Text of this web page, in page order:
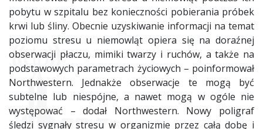
pobytu w szpitalu bez konieczności pobierania próbek
krwi lub śliny. Obecnie uzyskiwanie informacji na temat
poziomu stresu u niemowląt opiera się na doraźnej
obserwacji płaczu, mimiki twarzy i ruchów, a także na
podstawowych parametrach życiowych – poinformował
Northwestern. Jednakże obserwacje te mogą być
subtelne lub niespójne, a nawet mogą w ogóle nie
występować – dodał Northwestern. Nowy poligraf
śledzi sygnały stresu w organizmie przez całą dobę i